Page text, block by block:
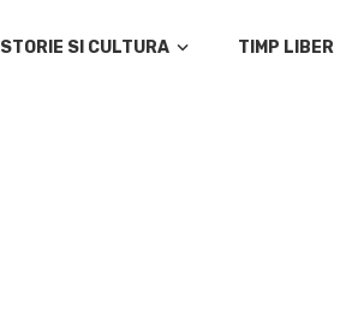
ISTORIE SI CULTURA TIMP LIBER